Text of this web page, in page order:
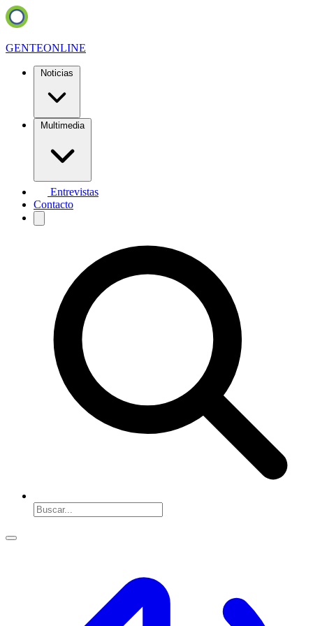
GENTEONLINE
Noticias
Multimedia
Entrevistas
Contacto